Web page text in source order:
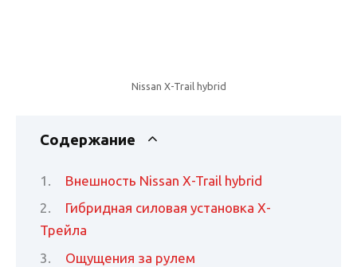
Nissan X-Trail hybrid
Содержание
Внешность Nissan X-Trail hybrid
Гибридная силовая установка Х-
Трейла
Ощущения за рулем